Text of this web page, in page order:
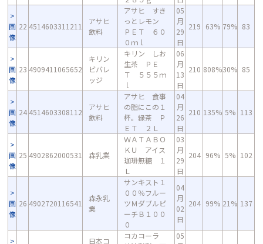
画
像
22 4514603311211
アサヒ
飲料
アサヒ すき
っとレモン
ＰＥＴ ６０
０ｍｌ
05
月
29
日
219 63% 79% 83
画
像
23 4909411065652
キリン
ビバレ
ッジ
キリン しお
生茶 ＰＥ
Ｔ ５５５ｍ
ｌ
06
月
13
日
210 808%30% 85
画
像
24 4514603308112
アサヒ
飲料
アサヒ 食事
の脂にこの１
杯。緑茶 Ｐ
ＥＴ ２Ｌ
04
月
26
日
210 135% 5% 113
画
像
25 4902862000531 森乳業
ＷＡＴＡＢＯ
ＫＵ アイス
珈琲無糖 １
Ｌ
03
月
29
日
204 96% 5% 102
画
像
26 4902720116541
森永乳
業
サンキスト１
００％フルー
ツＭダブルピ
ーチＢ１００
０
04
月
02
日
204 99% 21% 137
日本コ
コカコーラ
05